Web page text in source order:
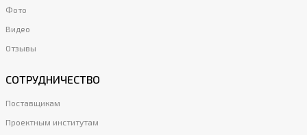
Фото
Видео
Отзывы
СОТРУДНИЧЕСТВО
Поставщикам
Проектным институтам